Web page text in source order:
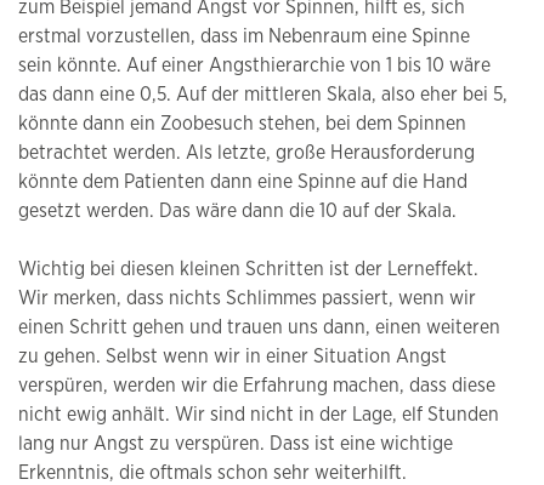
zum Beispiel jemand Angst vor Spinnen, hilft es, sich
erstmal vorzustellen, dass im Nebenraum eine Spinne
sein könnte. Auf einer Angsthierarchie von 1 bis 10 wäre
das dann eine 0,5. Auf der mittleren Skala, also eher bei 5,
könnte dann ein Zoobesuch stehen, bei dem Spinnen
betrachtet werden. Als letzte, große Herausforderung
könnte dem Patienten dann eine Spinne auf die Hand
gesetzt werden. Das wäre dann die 10 auf der Skala.
Wichtig bei diesen kleinen Schritten ist der Lerneffekt.
Wir merken, dass nichts Schlimmes passiert, wenn wir
einen Schritt gehen und trauen uns dann, einen weiteren
zu gehen. Selbst wenn wir in einer Situation Angst
verspüren, werden wir die Erfahrung machen, dass diese
nicht ewig anhält. Wir sind nicht in der Lage, elf Stunden
lang nur Angst zu verspüren. Dass ist eine wichtige
Erkenntnis, die oftmals schon sehr weiterhilft.